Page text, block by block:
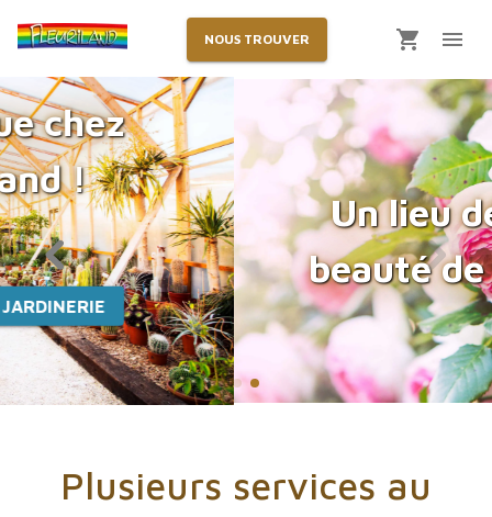
NOUS TROUVER
Un lieu dédié à la
beauté de la nature
Plusieurs services au